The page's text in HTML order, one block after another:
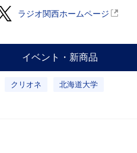
ラジオ関西ホームページ
イベント・新商品
クリオネ 北海道大学